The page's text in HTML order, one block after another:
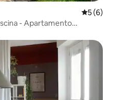
5 de
5 (6)
- Apartamento
hóspedes